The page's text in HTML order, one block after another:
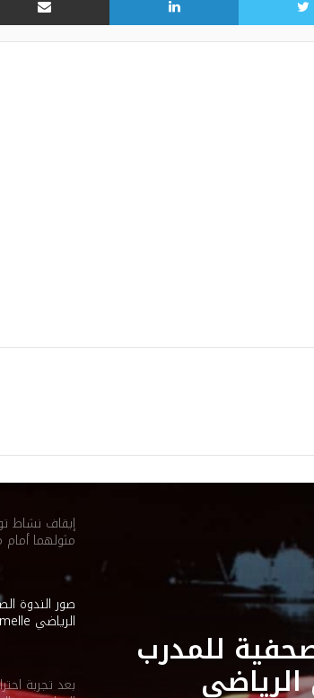
للمدرب
الرياضي
تشكيلة
إيقاف نشاط
مثولهما أمام
صور الندوة
الرياضي Patrice Beaumelle
بعد تجربة